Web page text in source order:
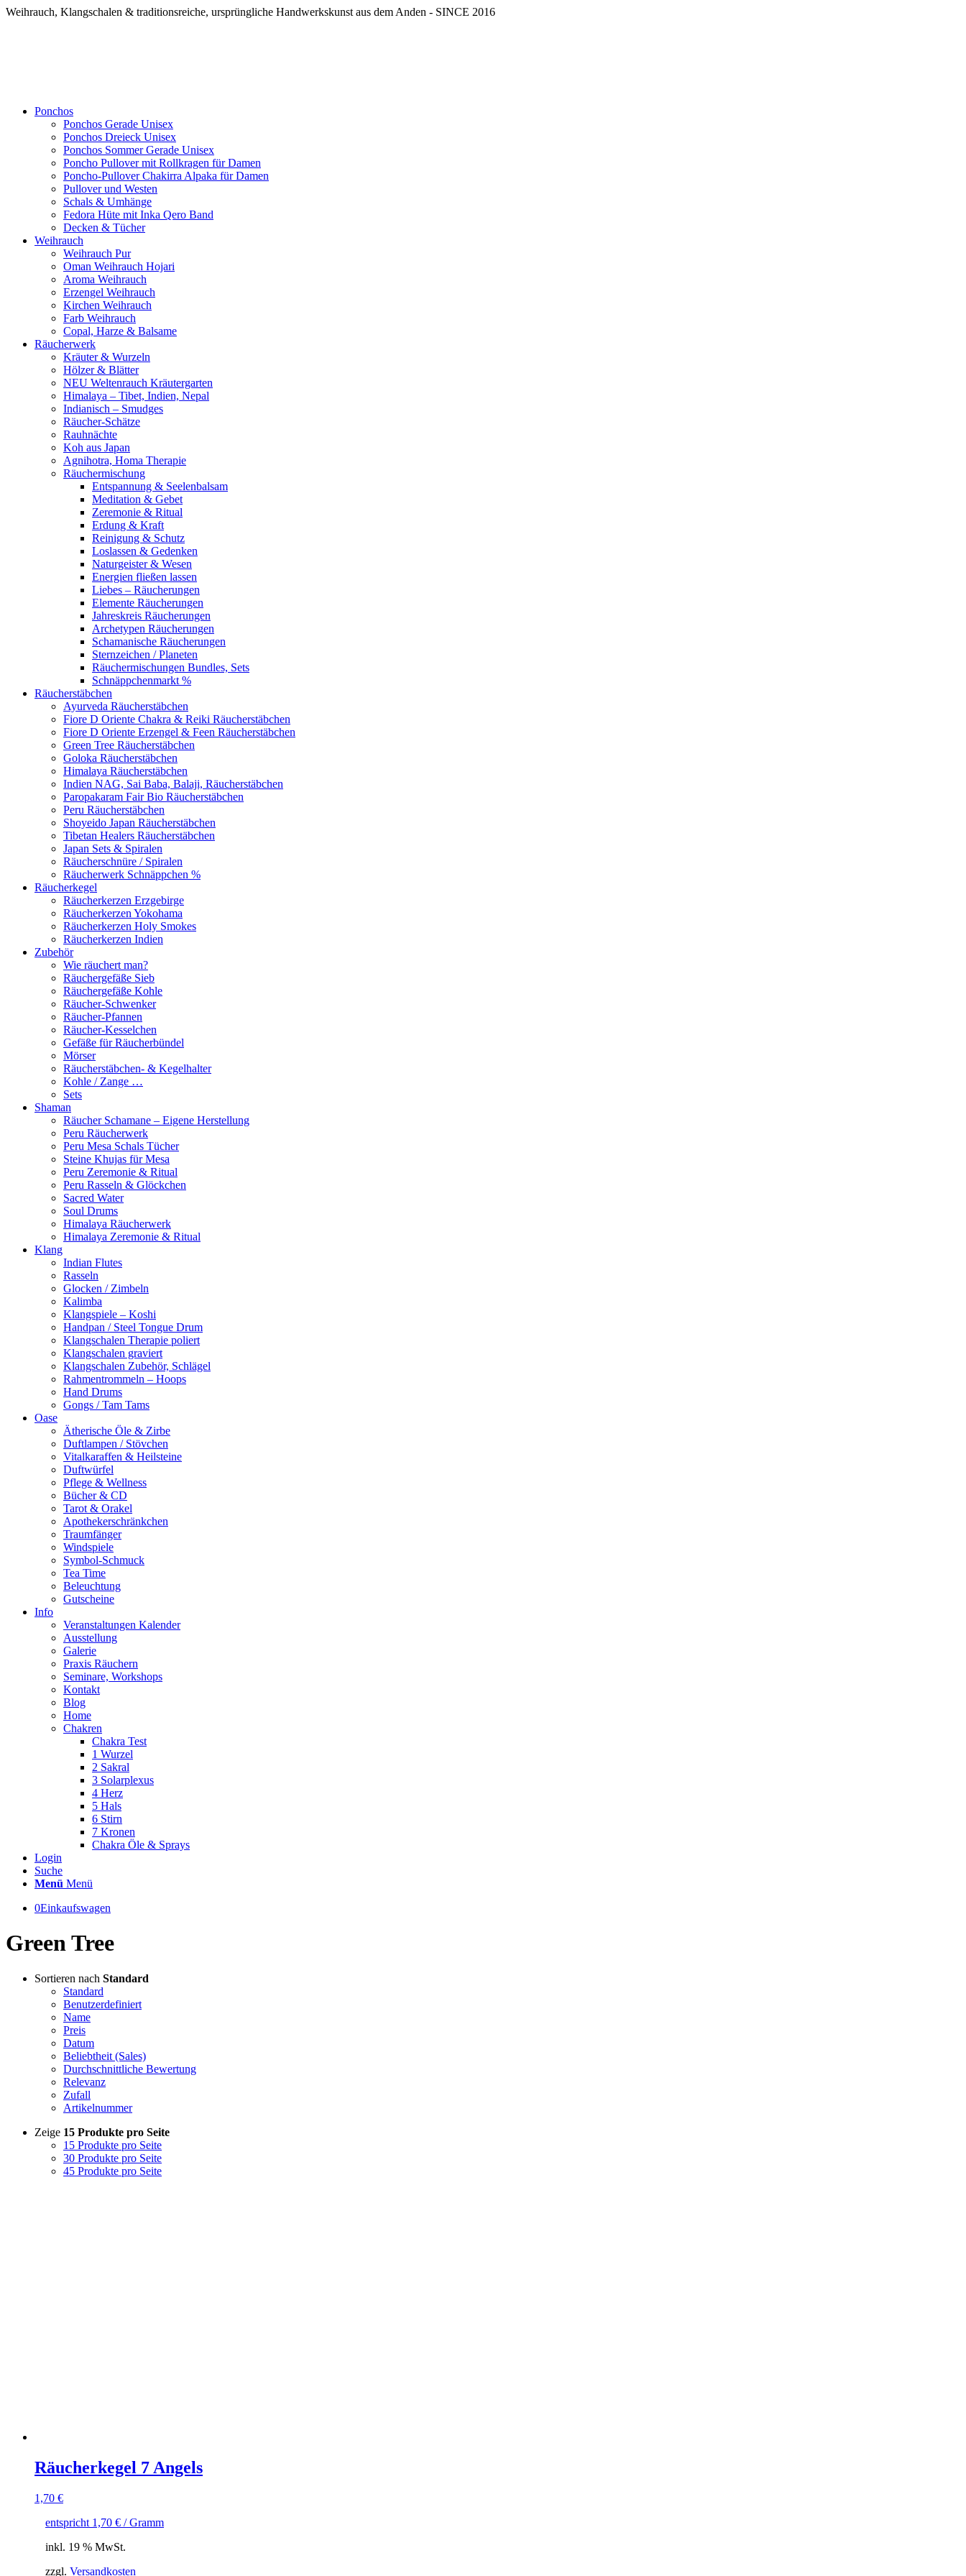
Weihrauch, Klangschalen & traditionsreiche, ursprüngliche Handwerkskunst aus dem Anden - SINCE 2016
Ponchos
Ponchos Gerade Unisex
Ponchos Dreieck Unisex
Ponchos Sommer Gerade Unisex
Poncho Pullover mit Rollkragen für Damen
Poncho-Pullover Chakirra Alpaka für Damen
Pullover und Westen
Schals & Umhänge
Fedora Hüte mit Inka Qero Band
Decken & Tücher
Weihrauch
Weihrauch Pur
Oman Weihrauch Hojari
Aroma Weihrauch
Erzengel Weihrauch
Kirchen Weihrauch
Farb Weihrauch
Copal, Harze & Balsame
Räucherwerk
Kräuter & Wurzeln
Hölzer & Blätter
NEU Weltenrauch Kräutergarten
Himalaya – Tibet, Indien, Nepal
Indianisch – Smudges
Räucher-Schätze
Rauhnächte
Koh aus Japan
Agnihotra, Homa Therapie
Räuchermischung
Entspannung & Seelenbalsam
Meditation & Gebet
Zeremonie & Ritual
Erdung & Kraft
Reinigung & Schutz
Loslassen & Gedenken
Naturgeister & Wesen
Energien fließen lassen
Liebes – Räucherungen
Elemente Räucherungen
Jahreskreis Räucherungen
Archetypen Räucherungen
Schamanische Räucherungen
Sternzeichen / Planeten
Räuchermischungen Bundles, Sets
Schnäppchenmarkt %
Räucherstäbchen
Ayurveda Räucherstäbchen
Fiore D Oriente Chakra & Reiki Räucherstäbchen
Fiore D Oriente Erzengel & Feen Räucherstäbchen
Green Tree Räucherstäbchen
Goloka Räucherstäbchen
Himalaya Räucherstäbchen
Indien NAG, Sai Baba, Balaji, Räucherstäbchen
Paropakaram Fair Bio Räucherstäbchen
Peru Räucherstäbchen
Shoyeido Japan Räucherstäbchen
Tibetan Healers Räucherstäbchen
Japan Sets & Spiralen
Räucherschnüre / Spiralen
Räucherwerk Schnäppchen %
Räucherkegel
Räucherkerzen Erzgebirge
Räucherkerzen Yokohama
Räucherkerzen Holy Smokes
Räucherkerzen Indien
Zubehör
Wie räuchert man?
Räuchergefäße Sieb
Räuchergefäße Kohle
Räucher-Schwenker
Räucher-Pfannen
Räucher-Kesselchen
Gefäße für Räucherbündel
Mörser
Räucherstäbchen- & Kegelhalter
Kohle / Zange …
Sets
Shaman
Räucher Schamane – Eigene Herstellung
Peru Räucherwerk
Peru Mesa Schals Tücher
Steine Khujas für Mesa
Peru Zeremonie & Ritual
Peru Rasseln & Glöckchen
Sacred Water
Soul Drums
Himalaya Räucherwerk
Himalaya Zeremonie & Ritual
Klang
Indian Flutes
Rasseln
Glocken / Zimbeln
Kalimba
Klangspiele – Koshi
Handpan / Steel Tongue Drum
Klangschalen Therapie poliert
Klangschalen graviert
Klangschalen Zubehör, Schlägel
Rahmentrommeln – Hoops
Hand Drums
Gongs / Tam Tams
Oase
Ätherische Öle & Zirbe
Duftlampen / Stövchen
Vitalkaraffen & Heilsteine
Duftwürfel
Pflege & Wellness
Bücher & CD
Tarot & Orakel
Apothekerschränkchen
Traumfänger
Windspiele
Symbol-Schmuck
Tea Time
Beleuchtung
Gutscheine
Info
Veranstaltungen Kalender
Ausstellung
Galerie
Praxis Räuchern
Seminare, Workshops
Kontakt
Blog
Home
Chakren
Chakra Test
1 Wurzel
2 Sakral
3 Solarplexus
4 Herz
5 Hals
6 Stirn
7 Kronen
Chakra Öle & Sprays
Login
Suche
Menü Menü
0Einkaufswagen
Green Tree
Sortieren nach Standard
Standard
Benutzerdefiniert
Name
Preis
Datum
Beliebtheit (Sales)
Durchschnittliche Bewertung
Relevanz
Zufall
Artikelnummer
Zeige 15 Produkte pro Seite
15 Produkte pro Seite
30 Produkte pro Seite
45 Produkte pro Seite
Räucherkegel 7 Angels
1,70 €
entspricht 1,70 € / Gramm
inkl. 19 % MwSt.
zzgl. Versandkosten